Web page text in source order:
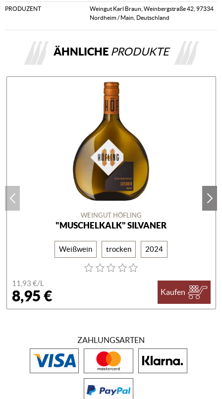
PRODUZENT
Weingut Karl Braun, Weinbergstraße 42, 97334
Nordheim / Main, Deutschland
ÄHNLICHE PRODUKTE
WEINGUT HÖFLING
"MUSCHELKALK" SILVANER
Weißwein trocken 2024
11,93 €/L
8,95 € Kaufen
ZAHLUNGSARTEN